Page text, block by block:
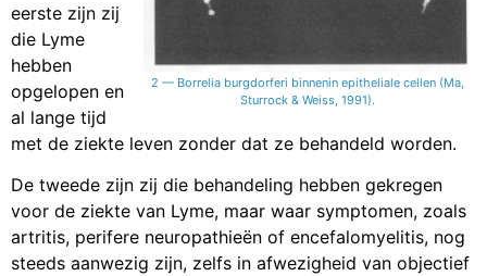
2 — Borrelia burgdorferi binnenin epitheliale cellen (Ma,
Sturrock & Weiss, 1991).
eerste zijn zij
die Lyme
hebben
opgelopen en
al lange tijd
met de ziekte leven zonder dat ze behandeld worden.
De tweede zijn zij die behandeling hebben gekregen
voor de ziekte van Lyme, maar waar symptomen, zoals
artritis, perifere neuropathieën of encefalomyelitis, nog
steeds aanwezig zijn, zelfs in afwezigheid van objectief